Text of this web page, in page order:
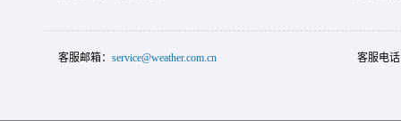
客服邮箱： service@weather.com.cn 客服电